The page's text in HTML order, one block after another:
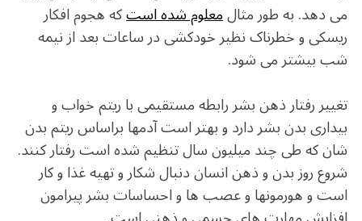
می دهد. به طور مثالمعلوم شده استکه هجوم افکار
ریسکی و خطرناک نظیر خودکشی در ساعات بعد از نیمه
شب بیشتر می شود.
تغییر رفتار ذهن بشر رابطه مستقیمی با ریتم خواب و
بیداری بدن بشر دارد و بهتر است آدمها براساس ریتم بدن
شان که طی چند میلیون سال تنظیم شده است رفتار کنند.
شروع روز بدن و ذهن انسان دنبال شکار و تهیه غذا و کار
است و هورمونها و عصب ها و احساسات بشر پیرامون